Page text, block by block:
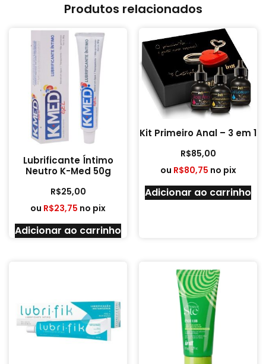
Produtos relacionados
Lubrificante Íntimo
Neutro K-Med 50g
R$25,00
ou R$23,75 no pix
Adicionar ao carrinho
Kit Primeiro Anal – 3 em 1
R$85,00
ou R$80,75 no pix
Adicionar ao carrinho